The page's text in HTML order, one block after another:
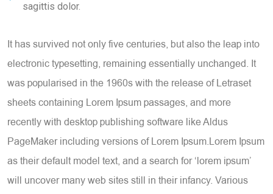
sagittis dolor.
It has survived not only five centuries, but also the leap into
electronic typesetting, remaining essentially unchanged. It
was popularised in the 1960s with the release of Letraset
sheets containing Lorem Ipsum passages, and more
recently with desktop publishing software like Aldus
PageMaker including versions of Lorem Ipsum.Lorem Ipsum
as their default model text, and a search for ‘lorem ipsum’
will uncover many web sites still in their infancy. Various